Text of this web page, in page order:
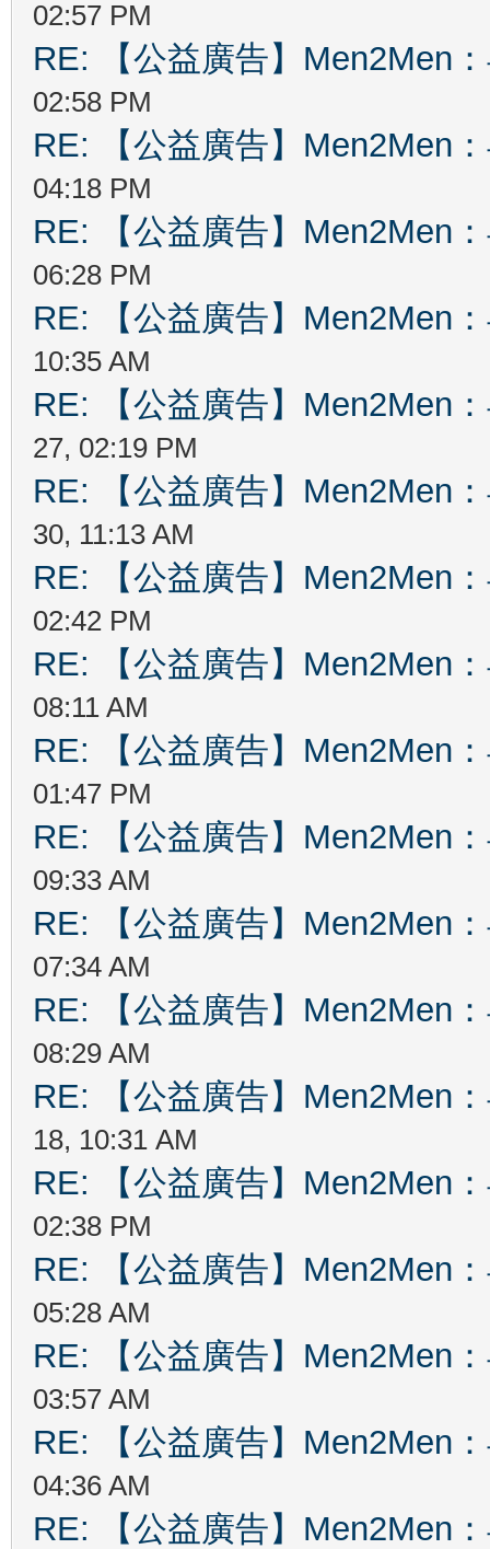
02:57 PM
RE: 【公益廣告】Men2Men
02:58 PM
RE: 【公益廣告】Men2Men
04:18 PM
RE: 【公益廣告】Men2Men
06:28 PM
RE: 【公益廣告】Men2Men
10:35 AM
RE: 【公益廣告】Men2Men
27, 02:19 PM
RE: 【公益廣告】Men2Men
30, 11:13 AM
RE: 【公益廣告】Men2Men
02:42 PM
RE: 【公益廣告】Men2Men
08:11 AM
RE: 【公益廣告】Men2Men
01:47 PM
RE: 【公益廣告】Men2Men
09:33 AM
RE: 【公益廣告】Men2Men
07:34 AM
RE: 【公益廣告】Men2Men
08:29 AM
RE: 【公益廣告】Men2Men
18, 10:31 AM
RE: 【公益廣告】Men2Men
02:38 PM
RE: 【公益廣告】Men2Men
05:28 AM
RE: 【公益廣告】Men2Men
03:57 AM
RE: 【公益廣告】Men2Men
04:36 AM
RE: 【公益廣告】Men2Men